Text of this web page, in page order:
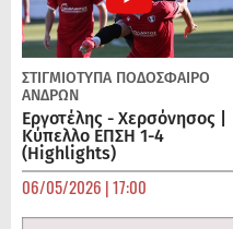
ΣΤΙΓΜΙΟΤΥΠΑ ΠΟΔΌΣΦΑΙΡΟ
ΑΝΔΡΏΝ
Εργοτέλης - Χερσόνησος |
Κύπελλο ΕΠΣΗ 1-4
(Highlights)
06/05/2026 | 17:00